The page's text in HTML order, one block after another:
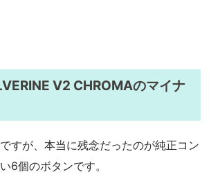
V2 CHROMAのマイナ
すが、本当に残念だったのが純正コン
6個のボタンです。